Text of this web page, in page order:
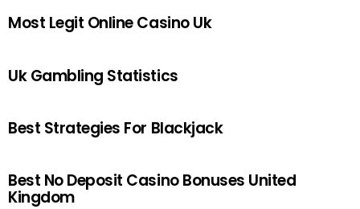
Most Legit Online Casino Uk
Uk Gambling Statistics
Best Strategies For Blackjack
Best No Deposit Casino Bonuses United
Kingdom